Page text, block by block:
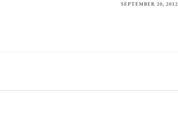
SEPTEMBER 20, 2012